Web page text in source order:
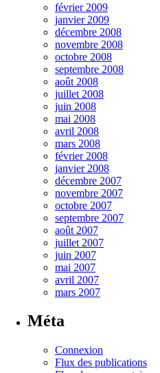
février 2009
janvier 2009
décembre 2008
novembre 2008
octobre 2008
septembre 2008
août 2008
juillet 2008
juin 2008
mai 2008
avril 2008
mars 2008
février 2008
janvier 2008
décembre 2007
novembre 2007
octobre 2007
septembre 2007
août 2007
juillet 2007
juin 2007
mai 2007
avril 2007
mars 2007
Méta
Connexion
Flux des publications